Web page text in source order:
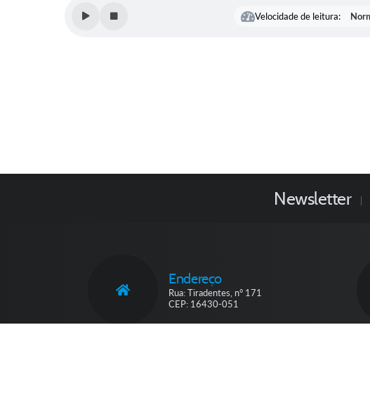
Velocidade de leitura:
Newsletter
Endereço
Rua: Tiradentes, n° 171
CEP: 16430-051